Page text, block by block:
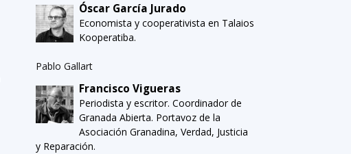
Óscar García Jurado
Economista y cooperativista en Talaios
Kooperatiba.
Pablo Gallart
Francisco Vigueras
Periodista y escritor. Coordinador de
Granada Abierta. Portavoz de la
Asociación Granadina, Verdad, Justicia
y Reparación.